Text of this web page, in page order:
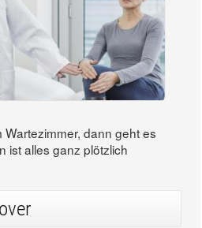
Wartezimmer, dann geht es
ist alles ganz plötzlich